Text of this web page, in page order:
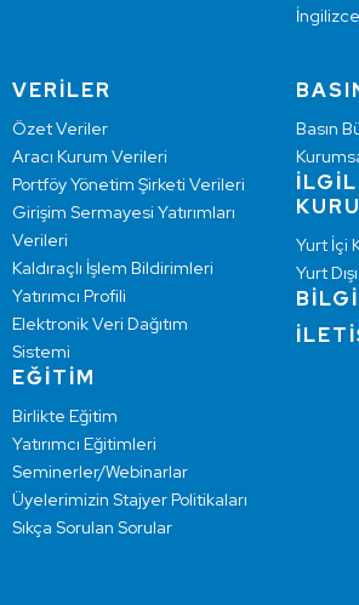
VERİLER
Özet Veriler
Aracı Kurum Verileri
Portföy Yönetim Şirketi Verileri
Girişim Sermayesi Yatırımları
Verileri
Kaldıraçlı İşlem Bildirimleri
Yatırımcı Profili
Elektronik Veri Dağıtım
Sistemi
EĞİTİM
Birlikte Eğitim
Yatırımcı Eğitimleri
Seminerler/Webinarlar
Üyelerimizin Stajyer Politikaları
Sıkça Sorulan Sorular
Basın
Yurt İçi
Yurt